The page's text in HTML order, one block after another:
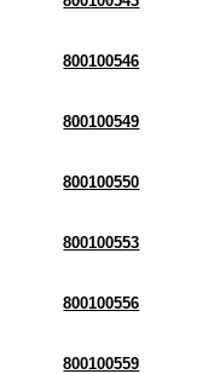
800100546
800100549
800100550
800100553
800100556
800100559